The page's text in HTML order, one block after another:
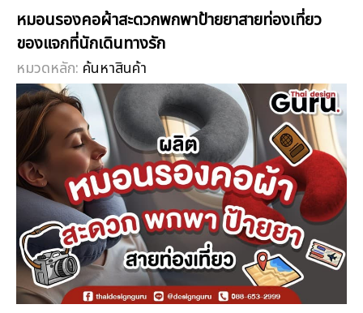
หมอนรองคอผ้าสะดวกพกพาป้ายยาสายท่องเที่ยว
ของแจกที่นักเดินทางรัก
หมวดหลัก: ค้นหาสินค้า